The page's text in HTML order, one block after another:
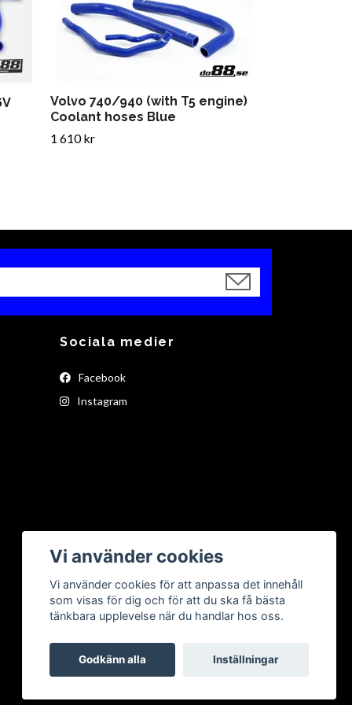
Volvo 740/940 (with T5 engine)
Coolant hoses Blue
1 610 kr
Sociala medier
Facebook
Instagram
Vi använder cookies
Vi använder cookies för att anpassa det innehåll
som visas för dig och för att du ska få bästa
tänkbara upplevelse när du handlar hos oss.
Godkänn alla Inställningar